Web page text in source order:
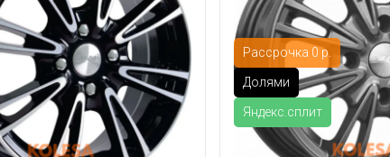
Рассрочка 0 р.
Долями
Яндекс.сплит